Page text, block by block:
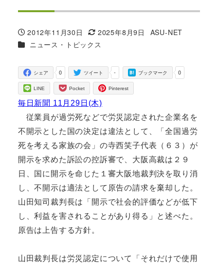
投稿日
2012年11月30日
更新日
2025年8月9日
著
ASU-NET
カテゴリー
ニュース・トピックス
0
シェア -
ツイート 0
ブックマーク
LINE Pocket Pinterest
毎日新聞 11月29日(木)
従業員が過労死などで労災認定された企業名を
不開示とした国の決定は違法として、「全国過労
死を考える家族の会」の寺西笑子代表（６３）が
開示を求めた訴訟の控訴審で、大阪高裁は２９
日、国に開示を命じた１審大阪地裁判決を取り消
し、不開示は適法として原告の請求を棄却した。
山田知司裁判長は「開示で社会的評価などが低下
し、利益を害されることがあり得る」と述べた。
原告は上告する方針。
山田裁判長は労災認定について「それだけで使用